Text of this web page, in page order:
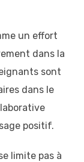
un effort
dans la
sont
dans le
positif.
limite pas à